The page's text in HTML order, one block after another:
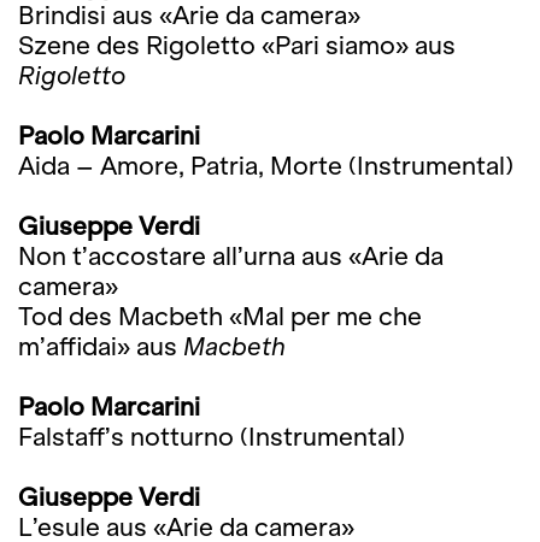
Brindisi aus «Arie da camera»
Szene des Rigoletto «Pari siamo» aus
Rigoletto
Paolo Marcarini
Aida – Amore, Patria, Morte (Instrumental)
Giuseppe Verdi
Non t’accostare all’urna aus «Arie da
camera»
Tod des Macbeth «Mal per me che
m’affidai» aus Macbeth
Paolo Marcarini
Falstaff’s notturno (Instrumental)
Giuseppe Verdi
L’esule aus «Arie da camera»